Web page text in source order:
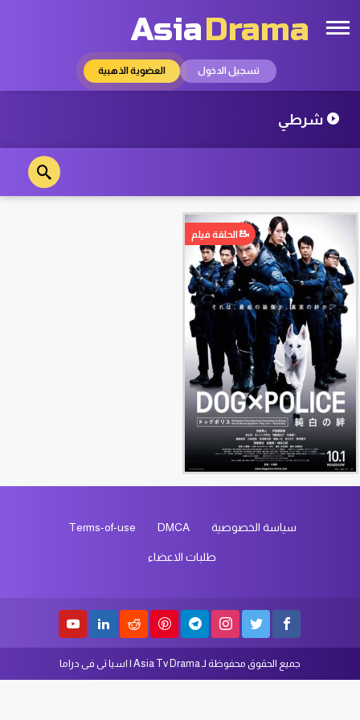
AsiaDrama
تسجيل الدخول العضوية الذهبية
شرطي
الحلقة فيلم
سياسة الخصوصية DMCA
Terms-of-use
طلبات الاعضاء
جميع الحقوق محفوظة لـ Asia Tv Drama | اسيا تى فى دراما